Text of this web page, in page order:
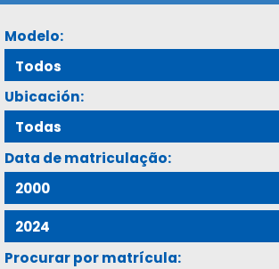
Modelo:
Ubicación:
Data de matriculação:
Procurar por matrícula: